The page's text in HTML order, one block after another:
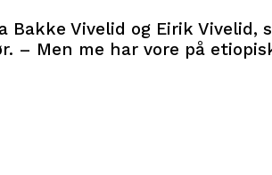
Vivelid og Eirik Vivelid,
– Men me har vore på